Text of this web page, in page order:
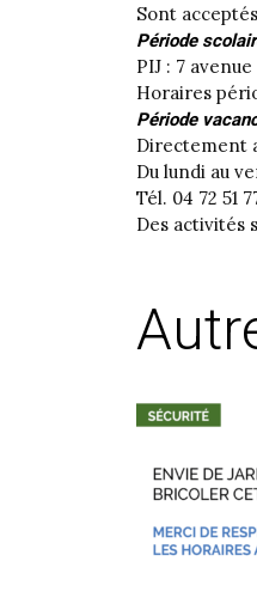
Sont
Période
PIJ : 7
Horaires
Période
Directement
Du lundi au
Tél. 04 72 51
Des activités